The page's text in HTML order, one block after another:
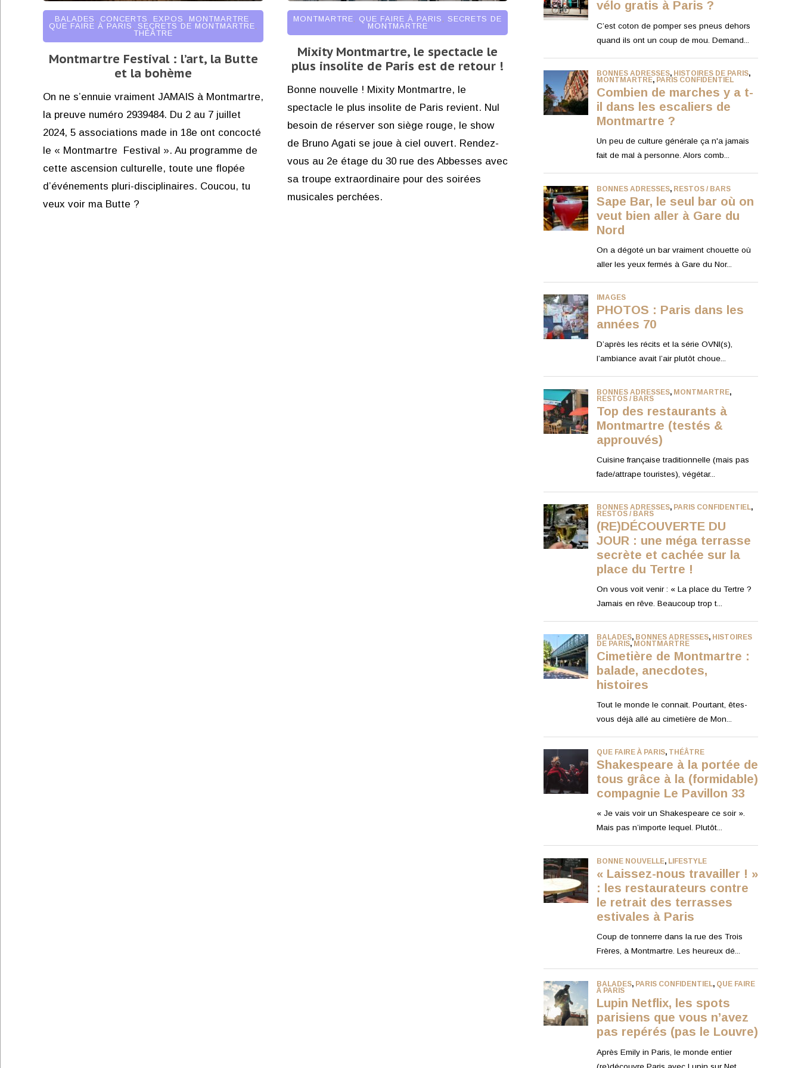
BALADES CONCERTS EXPOS MONTMARTRE
QUE FAIRE À PARIS
SECRETS DE MONTMARTRE
THÉÂTRE
Montmartre Festival : l’art, la Butte
et la bohème
On ne s’ennuie vraiment JAMAIS à Montmartre,
la preuve numéro 2939484. Du 2 au 7 juillet
2024, 5 associations made in 18e ont concocté
le « Montmartre Festival ». Au programme de
cette ascension culturelle, toute une flopée
d’événements pluri-disciplinaires. Coucou, tu
veux voir ma Butte ?
MONTMARTRE QUE FAIRE À PARIS
SECRETS DE
MONTMARTRE
Mixity Montmartre, le spectacle le
plus insolite de Paris est de retour !
Bonne nouvelle ! Mixity Montmartre, le
spectacle le plus insolite de Paris revient. Nul
besoin de réserver son siège rouge, le show
de Bruno Agati se joue à ciel ouvert. Rendez-
vous au 2e étage du 30 rue des Abbesses avec
sa troupe extraordinaire pour des soirées
musicales perchées.